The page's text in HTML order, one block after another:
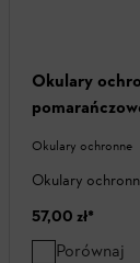
Okulary
Okulary ochronne
Okulary
57,00 zł*
Porównaj